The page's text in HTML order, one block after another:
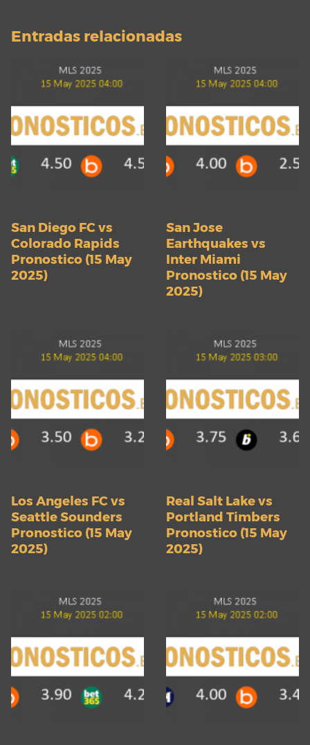
Entradas relacionadas
San Diego FC vs
Colorado Rapids
Pronostico (15 May
2025)
San Jose
Earthquakes vs
Inter Miami
Pronostico (15 May
2025)
Los Angeles FC vs
Seattle Sounders
Pronostico (15 May
2025)
Real Salt Lake vs
Portland Timbers
Pronostico (15 May
2025)